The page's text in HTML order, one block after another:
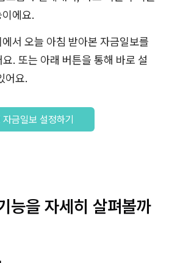
에요.
서 오늘 아침 받아본 자금일보를
. 또는 아래 버튼을 통해 바로 설
어요.
금일보 설정하기
능을 자세히 살펴볼까